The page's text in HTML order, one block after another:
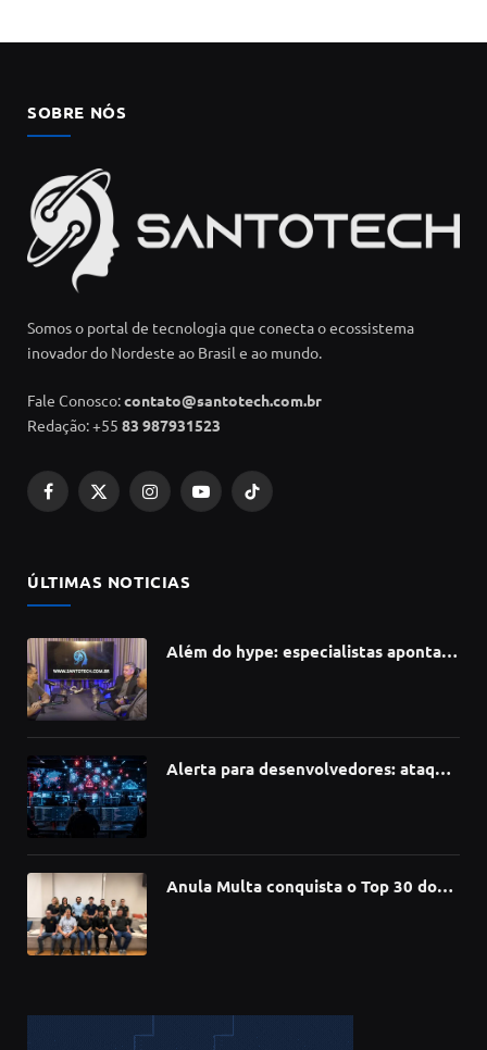
SOBRE NÓS
Somos o portal de tecnologia que conecta o ecossistema
inovador do Nordeste ao Brasil e ao mundo.
Fale Conosco:contato@santotech.com.br
Redação: +55 83 987931523
Facebook
X
InstagramYouTubeTikTok
ÚLTIMAS NOTICIAS
Além do hype: especialistas apontam
Alerta para desenvolvedores: ataque
Anula Multa conquista o Top 30 do